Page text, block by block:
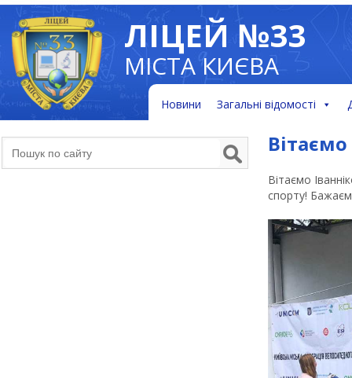
ЛІЦЕЙ №33
МІСТА КИЄВА
Новини Загальні відомості
Вітаємо
Вітаємо
спорту!